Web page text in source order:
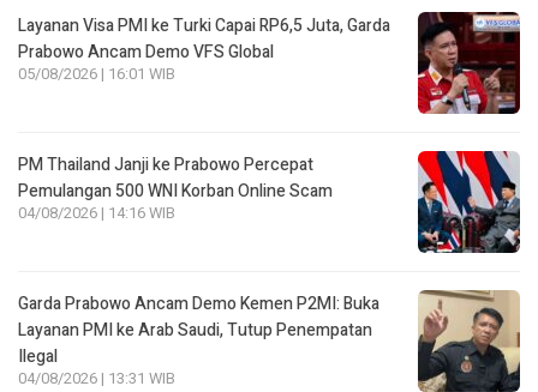
Layanan Visa PMI ke Turki Capai RP6,5 Juta, Garda
Prabowo Ancam Demo VFS Global
05/08/2026 | 16:01 WIB
PM Thailand Janji ke Prabowo Percepat
Pemulangan 500 WNI Korban Online Scam
04/08/2026 | 14:16 WIB
Garda Prabowo Ancam Demo Kemen P2MI: Buka
Layanan PMI ke Arab Saudi, Tutup Penempatan
Ilegal
04/08/2026 | 13:31 WIB